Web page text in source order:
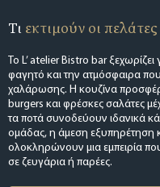
Τι εκτιμούν οι
Το L’ atelier Bistro bar
φαγητό και την ατμόσφαιρα
χαλάρωσης. Η κουζίνα
burgers και φρέσκες σαλάτες
τα ποτά συνοδεύουν ιδανικά
ομάδας, η άμεση εξυπηρέτηση
ολοκληρώνουν μια εμπειρία που
σε ζευγάρια ή παρέες.